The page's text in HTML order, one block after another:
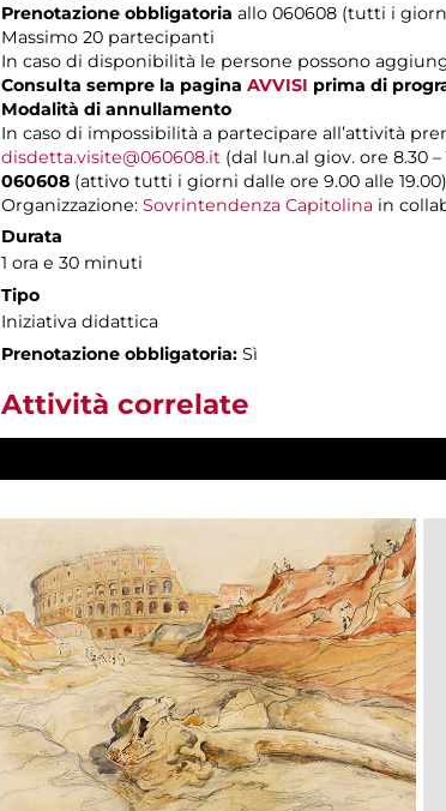
Prenotazione obbligatoria allo 060608 (tutti i
Massimo 20 partecipanti
In caso di disponibilità le persone possono
Consulta sempre la pagina AVVISI prima di
Modalità di annullamento
In caso di impossibilità a partecipare all’attività
disdetta.visite@060608.it (dal lun.al giov. ore 8.30
060608 (attivo tutti i giorni dalle ore 9.00 alle 19.00)
Organizzazione: Sovrintendenza Capitolina in
Durata
1 ora e 30 minuti
Tipo
Iniziativa didattica
Prenotazione obbligatoria: Sì
Attività correlate